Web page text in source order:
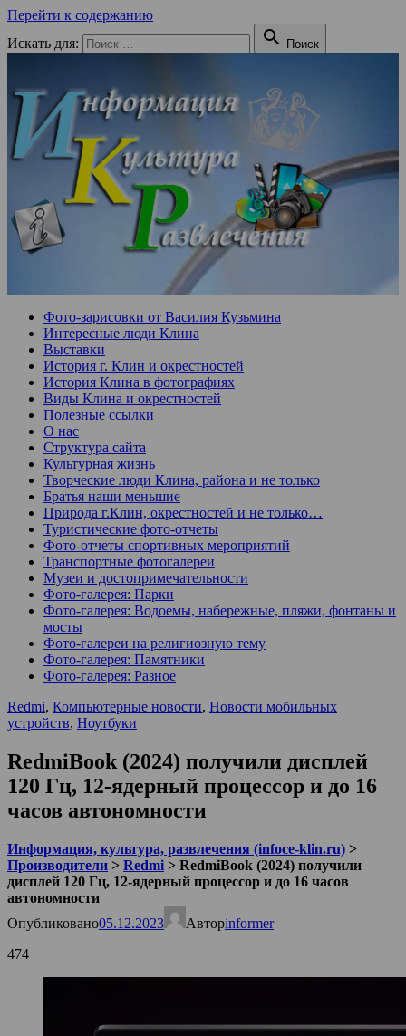
Перейти к содержанию
Искать для:
 Поиск
Фото-зарисовки от Василия Кузьмина
Интересные люди Клина
Выставки
История г. Клин и окрестностей
История Клина в фотографиях
Виды Клина и окрестностей
Полезные ссылки
О нас
Структура сайта
Культурная жизнь
Творческие люди Клина, района и не только
Братья наши меньшие
Природа г.Клин, окрестностей и не только…
Туристические фото-отчеты
Фото-отчеты спортивных мероприятий
Транспортные фотогалереи
Музеи и достопримечательности
Фото-галерея: Парки
Фото-галерея: Водоемы, набережные, пляжи, фонтаны и
мосты
Фото-галереи на религиозную тему
Фото-галерея: Памятники
Фото-галерея: Разное
Redmi, Компьютерные новости, Новости мобильных
устройств, Ноутбуки
RedmiBook (2024) получили дисплей
120 Гц, 12-ядерный процессор и до 16
часов автономности
Информация, культура, развлечения (infoce-klin.ru) >
Производители > Redmi > RedmiBook (2024) получили
дисплей 120 Гц, 12-ядерный процессор и до 16 часов
автономности
Опубликовано05.12.2023 Авторinformer
474